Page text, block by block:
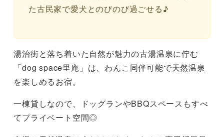
た古民家で愛犬とのびのび過ごせる♪
湯治街と落ち着いた自然が魅力の古湯温泉に佇む
「dog space里庵」は、わんこ同伴可能で天然温泉
を楽しめるお宿。
一棟貸しなので、ドッグランやBBQスペースもすべ
てプライベート空間◎